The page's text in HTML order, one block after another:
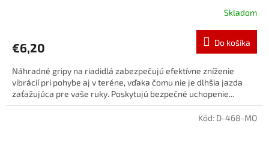
Skladom
€6,20 Do košíka
Náhradné gripy na riadidlá zabezpečujú efektívne zníženie
vibrácií pri pohybe aj v teréne, vďaka čomu nie je dlhšia jazda
zaťažujúca pre vaše ruky. Poskytujú bezpečné uchopenie...
Kód: D-468-MO